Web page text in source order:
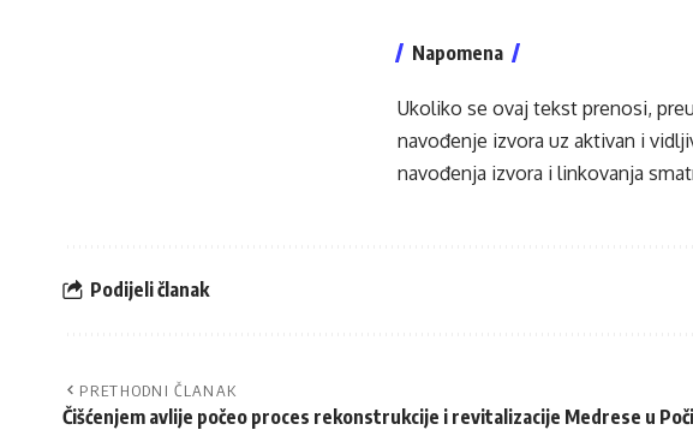
Napomena
Ukoliko se ovaj tekst prenosi,
navođenje izvora uz aktivan i
navođenja izvora i linkovanja
Podijeli članak
PRETHODNI ČLANAK
Čišćenjem avlije počeo proces rekonstrukcije i revitalizacije Medrese u